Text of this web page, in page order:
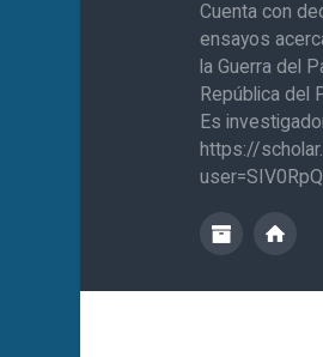
Cuenta con
ensayos
la Guerra del
República del
Es
https://